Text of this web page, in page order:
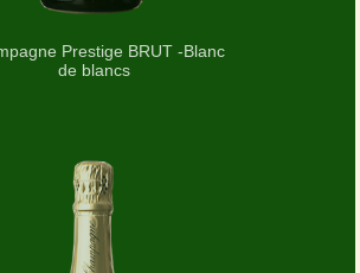
Prestige BRUT -Blanc
de blancs